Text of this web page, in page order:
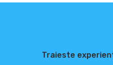
Traieste